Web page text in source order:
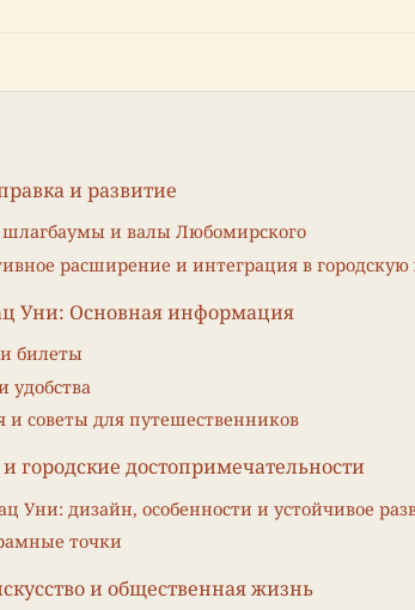
и развитие
шлагбаумы и валы Любомирского
расширение и интеграция в
Уни: Основная информация
билеты
удобства
и советы для путешественников
городские достопримечательности
Уни: дизайн, особенности и устойчивое
точки
и общественная жизнь